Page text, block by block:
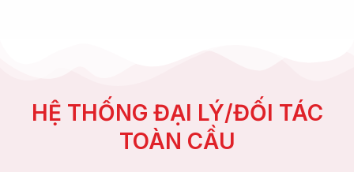
HỆ THỐNG ĐẠI LÝ/ĐỐI TÁC
TOÀN CẦU